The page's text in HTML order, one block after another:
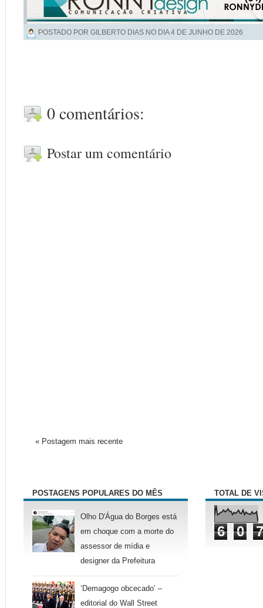
POSTADO POR GILBERTO DIAS NO DIA4 DE JUNHO DE 2026
0 comentários:
Postar um comentário
« Postagem mais recente
POSTAGENS POPULARES DO MÊS
Olho D'Água do Borges está
em choque com a morte do
assessor de mídia e
designer da Prefeitura
‘Demagogo obcecado’ –
editorial do Wall Street
TOTAL DE
6 0 7